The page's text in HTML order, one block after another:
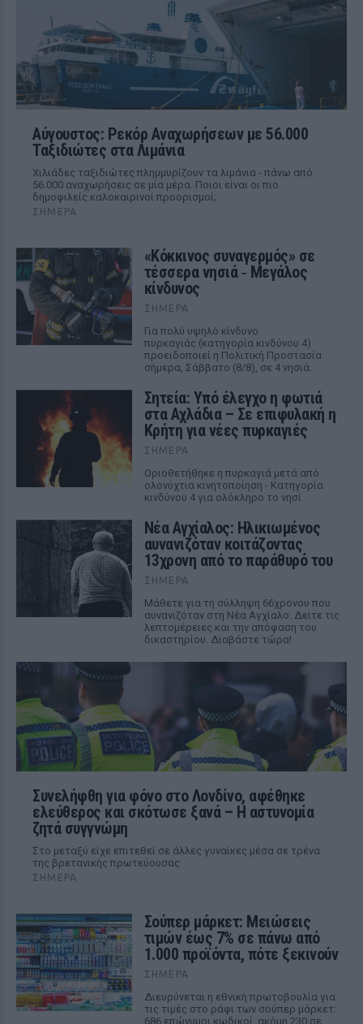
Αύγουστος: Ρεκόρ Αναχωρήσεων με 56.000
Ταξιδιώτες στα Λιμάνια
Χιλιάδες ταξιδιώτες πλημμυρίζουν τα λιμάνια - πάνω από
56.000 αναχωρήσεις σε μία μέρα. Ποιοι είναι οι πιο
δημοφιλείς καλοκαιρινοί προορισμοί;
ΣΉΜΕΡΑ
«Κόκκινος συναγερμός» σε
τέσσερα νησιά ‑ Μεγάλος
κίνδυνος
ΣΉΜΕΡΑ
Για πολύ υψηλό κίνδυνο
πυρκαγιάς (κατηγορία κινδύνου 4)
προειδοποιεί η Πολιτική Προστασία
σήμερα, Σάββατο (8/8), σε 4 νησιά.
Σητεία: Υπό έλεγχο η φωτιά
στα Αχλάδια – Σε επιφυλακή η
Κρήτη για νέες πυρκαγιές
ΣΉΜΕΡΑ
Οριοθετήθηκε η πυρκαγιά μετά από
ολονύχτια κινητοποίηση - Κατηγορία
κινδύνου 4 για ολόκληρο το νησί
Νέα Αγχίαλος: Ηλικιωμένος
αυνανιζόταν κοιτάζοντας
13χρονη από το παράθυρό του
ΣΉΜΕΡΑ
Μάθετε για τη σύλληψη 66χρονου που
αυνανιζόταν στη Νέα Αγχίαλο. Δείτε τις
λεπτομέρειες και την απόφαση του
δικαστηρίου. Διαβάστε τώρα!
Συνελήφθη για φόνο στο Λονδίνο, αφέθηκε
ελεύθερος και σκότωσε ξανά – Η αστυνομία
ζητά συγγνώμη
Στο μεταξύ είχε επιτεθεί σε άλλες γυναίκες μέσα σε τρένα
της βρετανικής πρωτεύουσας
ΣΉΜΕΡΑ
Σούπερ μάρκετ: Μειώσεις
τιμών έως 7% σε πάνω από
1.000 προϊόντα, πότε ξεκινούν
ΣΉΜΕΡΑ
Διευρύνεται η εθνική πρωτοβουλία για
τις τιμές στο ράφι των σούπερ μάρκετ:
686 επώνυμοι κωδικοί, ακόμη 230 σε